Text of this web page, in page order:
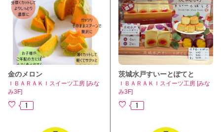
金のメロン
ＩＢＡＲＡＫＩスイーツ工房 [みな
み3F]
1
茨城水戸すいーとぽてと
ＩＢＡＲＡＫＩスイーツ工房 [みな
み3F]
1